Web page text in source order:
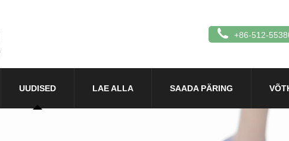
+86-512-
UUDISED LAE ALLA SAADA PÄRING